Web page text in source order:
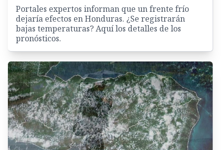
Portales expertos informan que un frente frío
dejaría efectos en Honduras. ¿Se registrarán
bajas temperaturas? Aquí los detalles de los
pronósticos.